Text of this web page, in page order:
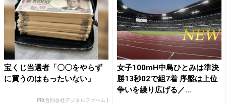
宝くじ当選者「〇〇をやらず
に買うのはもったいない」
PR(合同会社デジタルファーム )
女子100mH中島ひとみは準決
勝13秒02で組7着 序盤は上位
争いを繰り広げる／...